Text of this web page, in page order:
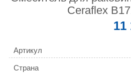
Ceraflex
11
Артикул
Страна